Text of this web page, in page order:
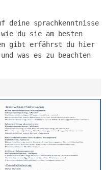
deine sprachkenntnisse
du sie am besten
gibt erfährst du hier
was es zu beachten